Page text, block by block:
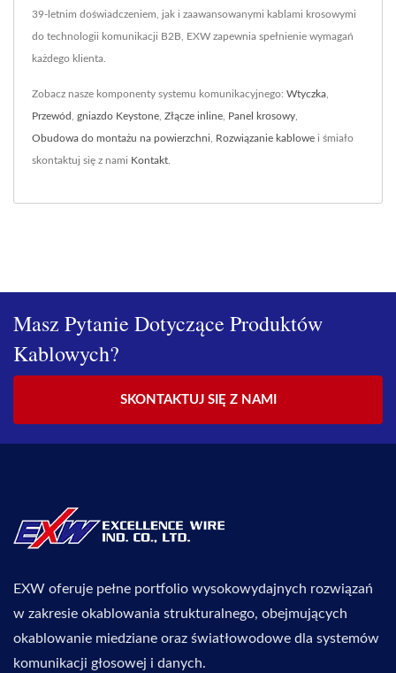
39-letnim doświadczeniem, jak i zaawansowanymi kablami krosowymi
do technologii komunikacji B2B, EXW zapewnia spełnienie wymagań
każdego klienta.
Zobacz nasze komponenty systemu komunikacyjnego: Wtyczka
Przewód gniazdo Keystone Złącze inline Panel krosowy
Obudowa do montażu na powierzchni Rozwiązanie kablowe i śmiało
skontaktuj się z nami Kontakt
Masz Pytanie Dotyczące Produktów
Kablowych?
SKONTAKTUJ SIĘ Z NAMI
EXW oferuje pełne portfolio wysokowydajnych rozwiązań
w zakresie okablowania strukturalnego, obejmujących
okablowanie miedziane oraz światłowodowe dla systemów
komunikacji głosowej i danych.